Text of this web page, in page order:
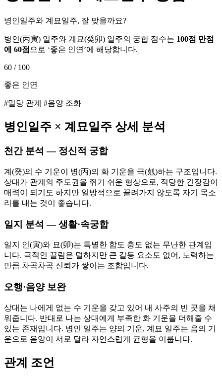
병인일주와 계묘일주, 잘 맞을까요?
병인(丙寅) 일주와 계묘(癸卯) 일주의 궁합 점수는 100점 만점
에 60점 으로 ‘좋은 인연 ’에 해당합니다.
60 / 100
좋은 인연
#밀당 관계 #음양 조화
병인일주 × 계묘일주 상세 분석
천간 분석 — 정신적 궁합
계(癸)의 수 기운이 병(丙)의 화 기운을 극(剋)하는 구조입니다.
상대가 관계의 주도권을 쥐기 쉬운 형상으로, 적당한 긴장감이
매력이 되기도 하지만 일방적으로 끌려가지 않도록 자기 목소
리를 내는 것이 좋습니다.
일지 분석 — 생활·속궁합
일지 인(寅)와 묘(卯)는 특별한 합도 충도 없는 무난한 관계입
니다. 극적인 끌림은 덜하지만 큰 갈등 요소도 없어, 노력하는
만큼 차곡차곡 신뢰가 쌓이는 조합입니다.
오행·음양 보완
상대는 나에게 없는 수 기운을 갖고 있어 내 사주의 빈 곳을 채
워줍니다. 반대로 나는 상대에게 부족한 화 기운을 더해줄 수
있는 존재입니다. 병인 일주는 양의 기운, 계묘 일주는 음의 기
운으로 음양이 서로 달라 자연스럽게 균형을 이룹니다.
관계 조언